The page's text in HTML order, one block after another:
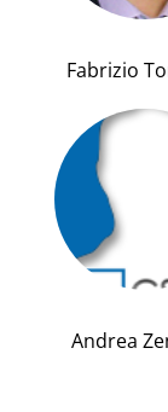
Fabrizio
Andrea